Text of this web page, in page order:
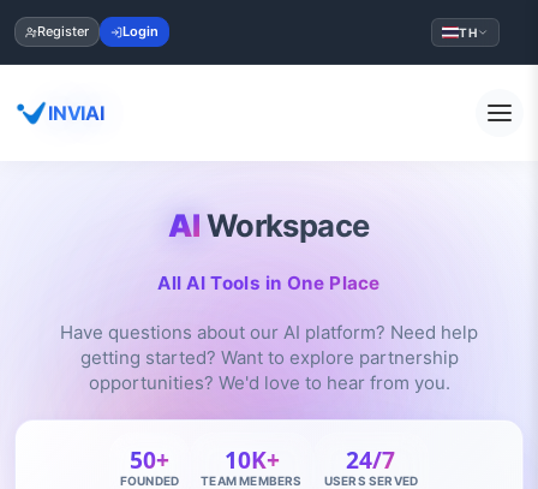
Register Login TH
INVIAI
AIWorkspace
All AI Tools in One Place
Have questions about our AI platform? Need help
getting started? Want to explore partnership
opportunities? We'd love to hear from you.
50+
FOUNDED
10K+
TEAM MEMBERS
24/7
USERS SERVED